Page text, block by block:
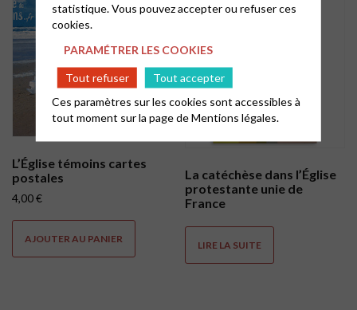
L’Église témoins cartes
postales
4,00€
AJOUTER AU PANIER
La catéchèse dans l’Église
protestante unie de
France
LIRE LA SUITE
statistique. Vous pouvez accepter ou refuser ces
cookies.
PARAMÉTRER LES COOKIES
Tout refuser
Tout accepter
Ces paramètres sur les cookies sont accessibles à
tout moment sur la page deMentions légales.